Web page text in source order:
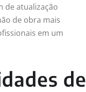
de atualização
de obra mais
em um
de